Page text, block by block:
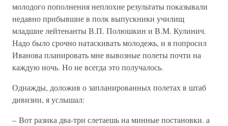
молодого пополнения неплохие результаты показывали
недавно прибывшие в полк выпускники училищ
младшие лейтенанты В.П. Полюшкин и В.М. Кулинич.
Надо было срочно натаскивать молодежь, и я попросил
Иванова планировать мне вывозные полеты почти на
каждую ночь. Но не всегда это получалось.
Однажды, доложив о запланированных полетах в штаб
дивизии, я услышал:
– Вот разика два-три слетаешь на минные постановки. а